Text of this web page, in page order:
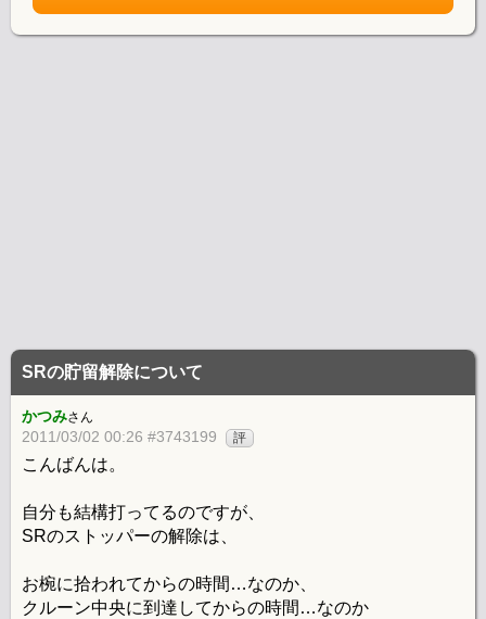
SRの貯留解除について
かつみさん
2011/03/02 00:26 #3743199 評
こんばんは。
自分も結構打ってるのですが、
SRのストッパーの解除は、
お椀に拾われてからの時間…なのか、
クルーン中央に到達してからの時間…なのか